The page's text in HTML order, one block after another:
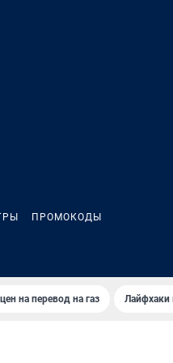
ПРОМОКОДЫ
на перевод на газ Лайфхаки